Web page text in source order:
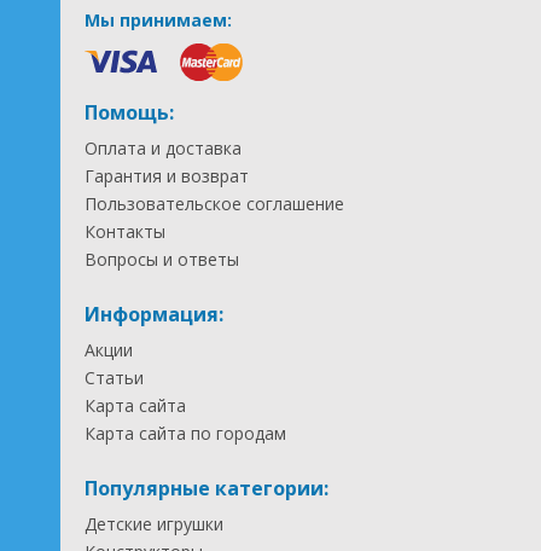
Мы принимаем:
Помощь:
Оплата и доставка
Гарантия и возврат
Пользовательское соглашение
Контакты
Вопросы и ответы
Информация:
Акции
Статьи
Карта сайта
Карта сайта по городам
Популярные категории:
Детские игрушки